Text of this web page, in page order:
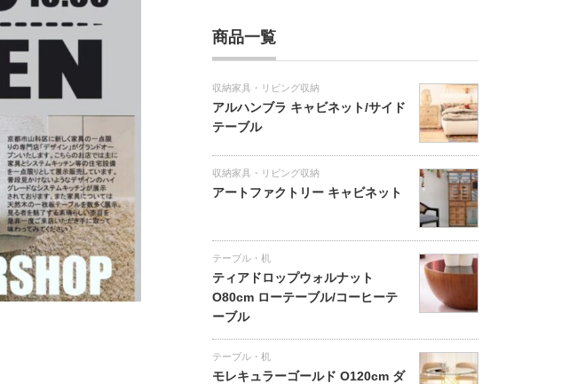
商品一覧
収納家具・リビング収納
アルハンブラ キャビネット/サイド
テーブル
収納家具・リビング収納
アートファクトリー キャビネット
テーブル・机
ティアドロップウォルナット
O80cm ローテーブル/コーヒーテ
ーブル
テーブル・机
モレキュラーゴールド O120cm ダ